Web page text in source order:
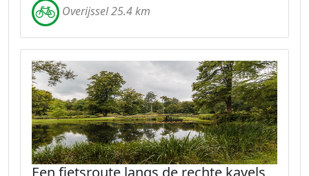
Overijssel 25.4 km
Een fietsroute langs de rechte kavels